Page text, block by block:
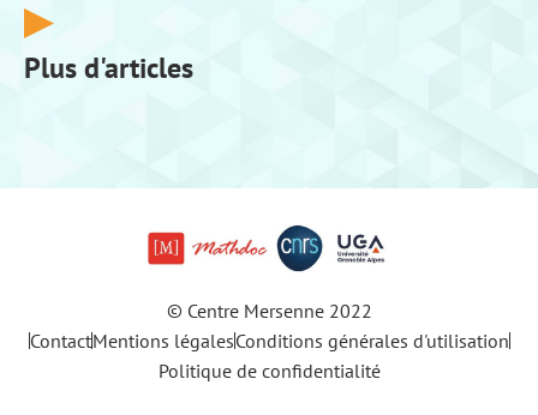
Plus d'articles
© Centre Mersenne 2022
ContactMentions légalesConditions générales d'utilisation
Politique de confidentialité